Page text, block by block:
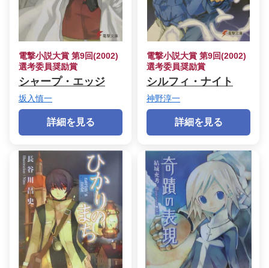
電撃小説大賞 第9回(2002)
選考委員奨励賞
シャープ・エッジ
坂入慎一
詳細を見る
電撃小説大賞 第9回(2002)
選考委員奨励賞
シルフィ・ナイト
神野淳一
詳細を見る